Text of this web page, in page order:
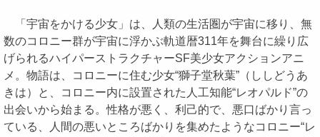
「宇宙をかける少女」は、人類の生活圏が宇宙に移り、無
数のコロニー群が宇宙に浮かぶ軌道暦311年を舞台に繰り広
げられるハイパーストラクチャーSF美少女アクションアニ
メ。物語は、コロニーに住む少女“獅子堂秋葉”（ししどうあ
きは）と、コロニー内に設置された人工知能“レオパルド”の
出会いから始まる。性格が悪く、利己的で、悪口ばかり言っ
ている、人間の悪いところばかりを集めたようなコロニー“レ